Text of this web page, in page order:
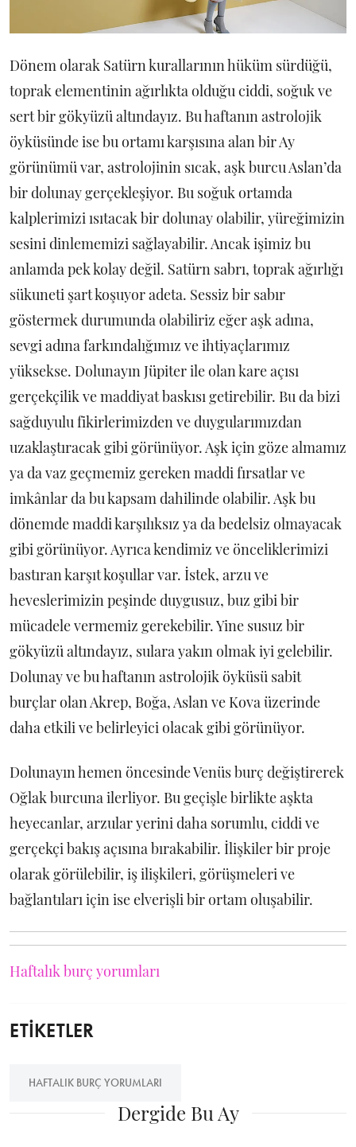
Dönem olarak Satürn kurallarının hüküm sürdüğü,
toprak elementinin ağırlıkta olduğu ciddi, soğuk ve
sert bir gökyüzü altındayız. Bu haftanın astrolojik
öyküsünde ise bu ortamı karşısına alan bir Ay
görünümü var, astrolojinin sıcak, aşk burcu Aslan’da
bir dolunay gerçekleşiyor. Bu soğuk ortamda
kalplerimizi ısıtacak bir dolunay olabilir, yüreğimizin
sesini dinlememizi sağlayabilir. Ancak işimiz bu
anlamda pek kolay değil. Satürn sabrı, toprak ağırlığı
sükuneti şart koşuyor adeta. Sessiz bir sabır
göstermek durumunda olabiliriz eğer aşk adına,
sevgi adına farkındalığımız ve ihtiyaçlarımız
yüksekse. Dolunayın Jüpiter ile olan kare açısı
gerçekçilik ve maddiyat baskısı getirebilir. Bu da bizi
sağduyulu fikirlerimizden ve duygularımızdan
uzaklaştıracak gibi görünüyor. Aşk için göze almamız
ya da vaz geçmemiz gereken maddi fırsatlar ve
imkânlar da bu kapsam dahilinde olabilir. Aşk bu
dönemde maddi karşılıksız ya da bedelsiz olmayacak
gibi görünüyor. Ayrıca kendimiz ve önceliklerimizi
bastıran karşıt koşullar var. İstek, arzu ve
heveslerimizin peşinde duygusuz, buz gibi bir
mücadele vermemiz gerekebilir. Yine susuz bir
gökyüzü altındayız, sulara yakın olmak iyi gelebilir.
Dolunay ve bu haftanın astrolojik öyküsü sabit
burçlar olan Akrep, Boğa, Aslan ve Kova üzerinde
daha etkili ve belirleyici olacak gibi görünüyor.
Dolunayın hemen öncesinde Venüs burç değiştirerek
Oğlak burcuna ilerliyor. Bu geçişle birlikte aşkta
heyecanlar, arzular yerini daha sorumlu, ciddi ve
gerçekçi bakış açısına bırakabilir. İlişkiler bir proje
olarak görülebilir, iş ilişkileri, görüşmeleri ve
bağlantıları için ise elverişli bir ortam oluşabilir.
Haftalık burç yorumları
ETİKETLER
HAFTALIK BURÇ YORUMLARI
Dergide Bu Ay